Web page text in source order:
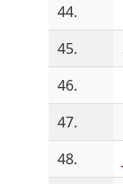
44.
45.
46.
47.
48.